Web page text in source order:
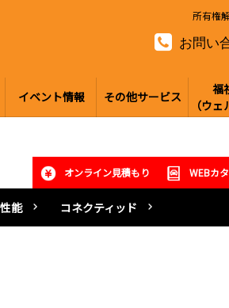
お問い
イベント情報 その他サービス
福
（ウ
所有権
オンライン見積もり WEBカ
能 コネクティッド